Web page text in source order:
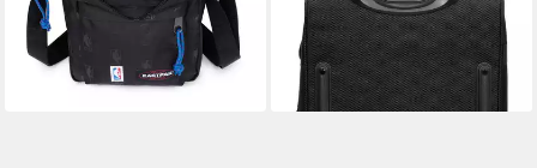
-26%
lieferbar - in 1-2 Werktagen bei dir lieferbar - in 2-3 Werktagen bei dir